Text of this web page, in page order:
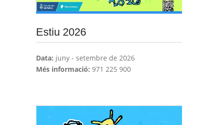
Estiu 2026
Data: juny - setembre de 2026
Més informació: 971 225 900